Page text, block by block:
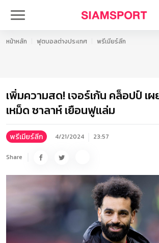
หน้าหลัก ฟุตบอลต่างประเทศ พรีเมียร์ลีก
เพิ่มความสด! เจอร์เก้น คล็อปป์ เ
เหม็ด ซาลาห์ เยือนฟูแล่ม
พรีเมียร์ลีก 4/21/2024 23:57
Share